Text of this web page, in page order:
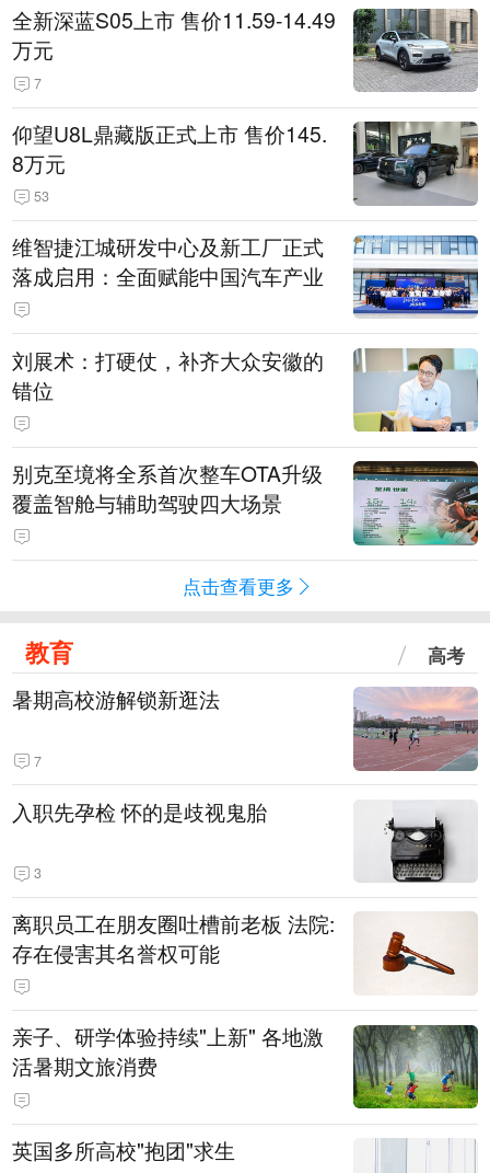
全新深蓝S05上市 售价11.59-14.49
万元
7
仰望U8L鼎藏版正式上市 售价145.
8万元
53
维智捷江城研发中心及新工厂正式
落成启用：全面赋能中国汽车产业
刘展术：打硬仗，补齐大众安徽的
错位
别克至境将全系首次整车OTA升级
覆盖智舱与辅助驾驶四大场景
点击查看更多
教育 高考
暑期高校游解锁新逛法
7
入职先孕检 怀的是歧视鬼胎
3
离职员工在朋友圈吐槽前老板 法院:
存在侵害其名誉权可能
亲子、研学体验持续"上新" 各地激
活暑期文旅消费
英国多所高校"抱团"求生